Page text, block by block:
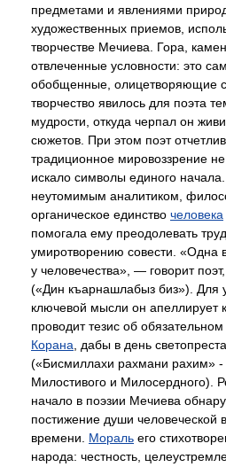
предметами и явлениями
художественных приемов,
творчестве Мечиева. Гора,
отвлеченные условности: это
обобщенные, олицетворяющие
творчество явилось для поэта
мудрости, откуда черпал он
сюжетов. При этом поэт
традиционное мировоззрение
искало символы единого
неутомимым аналитиком,
органическое единство человека
помогала ему преодолевать
умиротворению совести. «Одна
у человечества», — говорит
(«Дин къарнашлабыз биз»). Для
ключевой мысли он апеллирует
проводит тезис об
Корана, дабы в день
(«Бисмиллахи рахмани рахим»
Милостивого и Милосердного).
начало в поэзии Мечиева
постижение души человеческой
времени. Мораль его
народа: честность,